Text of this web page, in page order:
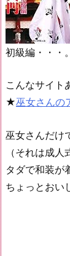
初級編・・・。
こんなサイト
★巫女さん
巫女さんだけ
（それは成
タダで和装が
ちょっとおい